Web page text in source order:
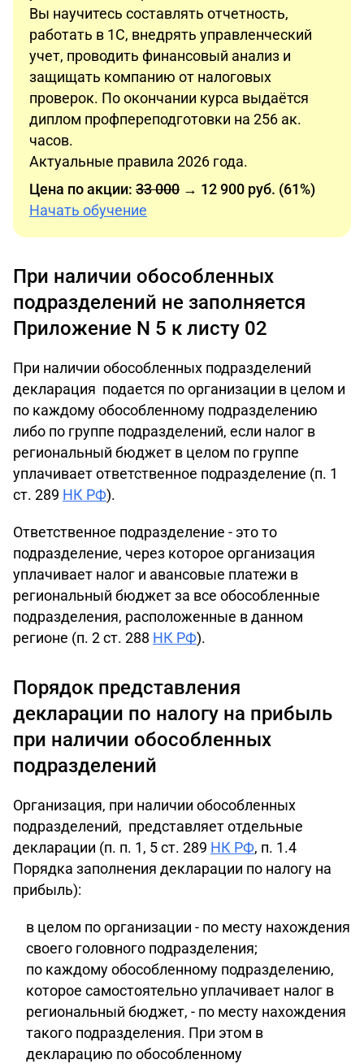
Вы научитесь составлять отчетность,
работать в 1С, внедрять управленческий
учет, проводить финансовый анализ и
защищать компанию от налоговых
проверок. По окончании курса выдаётся
диплом профпереподготовки на 256 ак.
часов.
Актуальные правила 2026 года.
Цена по акции: 33 000 → 12 900 руб. (61%)
Начать обучение
При наличии обособленных
подразделений не заполняется
Приложение N 5 к листу 02
При наличии обособленных подразделений
декларация подается по организации в целом и
по каждому обособленному подразделению
либо по группе подразделений, если налог в
региональный бюджет в целом по группе
уплачивает ответственное подразделение (п. 1
ст. 289 НК РФ).
Ответственное подразделение - это то
подразделение, через которое организация
уплачивает налог и авансовые платежи в
региональный бюджет за все обособленные
подразделения, расположенные в данном
регионе (п. 2 ст. 288 НК РФ).
Порядок представления
декларации по налогу на прибыль
при наличии обособленных
подразделений
Организация, при наличии обособленных
подразделений, представляет отдельные
декларации (п. п. 1, 5 ст. 289 НК РФ, п. 1.4
Порядка заполнения декларации по налогу на
прибыль):
в целом по организации - по месту нахождения
своего головного подразделения;
по каждому обособленному подразделению,
которое самостоятельно уплачивает налог в
региональный бюджет, - по месту нахождения
такого подразделения. При этом в
декларацию по обособленному